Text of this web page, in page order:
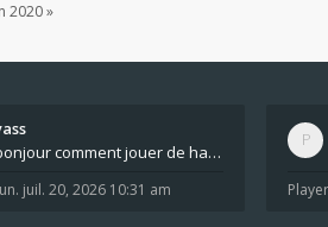
2020 »
bonjour comment jouer de haut en bas tout atout mi
juil. 20, 2026 10:31 am